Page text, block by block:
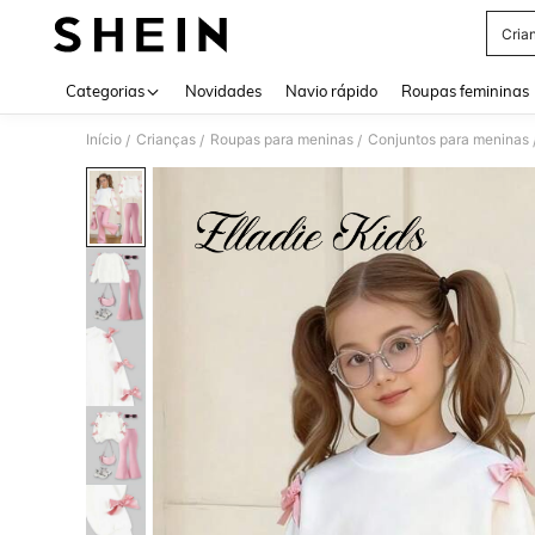
Categorias Novidades Navio rápido Roupas femininas
Início / Crianças / Roupas para meninas / Conjuntos para meninas